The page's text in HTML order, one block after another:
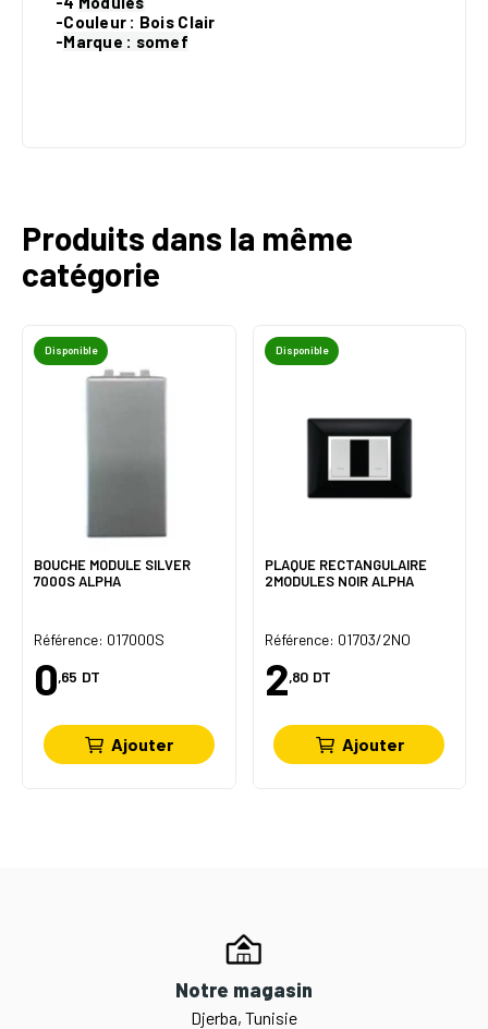
-Couleur : Bois Clair
-Marque : somef
Produits dans la même
catégorie
Disponible
BOUCHE MODULE SILVER
7000S ALPHA
Référence: 017000S
0,65 DT
Ajouter
Disponible
PLAQUE RECTANGULAIRE
2MODULES NOIR ALPHA
Référence: 01703/2NO
2,80 DT
Ajouter
Notre magasin
Djerba, Tunisie